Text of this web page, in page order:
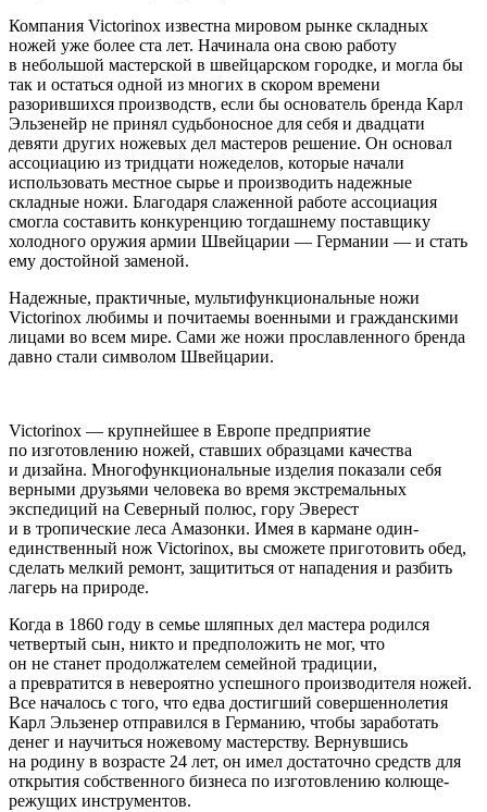
Компания Victorinox известна мировом рынке складных
ножей уже более ста лет. Начинала она свою работу
в небольшой мастерской в швейцарском городке, и могла бы
так и остаться одной из многих в скором времени
разорившихся производств, если бы основатель бренда Карл
Эльзенейр не принял судьбоносное для себя и двадцати
девяти других ножевых дел мастеров решение. Он основал
ассоциацию из тридцати ножеделов, которые начали
использовать местное сырье и производить надежные
складные ножи. Благодаря слаженной работе ассоциация
смогла составить конкуренцию тогдашнему поставщику
холодного оружия армии Швейцарии — Германии — и стать
ему достойной заменой.
Надежные, практичные, мультифункциональные ножи
Victorinox любимы и почитаемы военными и гражданскими
лицами во всем мире. Сами же ножи прославленного бренда
давно стали символом Швейцарии.
Victorinox — крупнейшее в Европе предприятие
по изготовлению ножей, ставших образцами качества
и дизайна. Многофункциональные изделия показали себя
верными друзьями человека во время экстремальных
экспедиций на Северный полюс, гору Эверест
и в тропические леса Амазонки. Имея в кармане один-
единственный нож Victorinox, вы сможете приготовить обед,
сделать мелкий ремонт, защититься от нападения и разбить
лагерь на природе.
Когда в 1860 году в семье шляпных дел мастера родился
четвертый сын, никто и предположить не мог, что
он не станет продолжателем семейной традиции,
а превратится в невероятно успешного производителя ножей.
Все началось с того, что едва достигший совершеннолетия
Карл Эльзенер отправился в Германию, чтобы заработать
денег и научиться ножевому мастерству. Вернувшись
на родину в возрасте 24 лет, он имел достаточно средств для
открытия собственного бизнеса по изготовлению колюще-
режущих инструментов.